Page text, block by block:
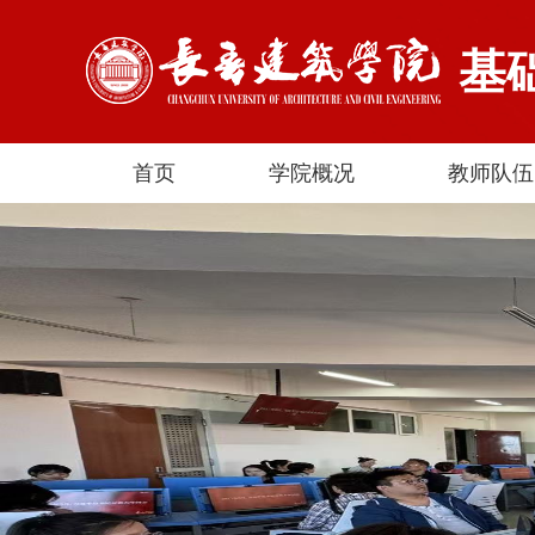
基
首页 学院概况 教师队伍